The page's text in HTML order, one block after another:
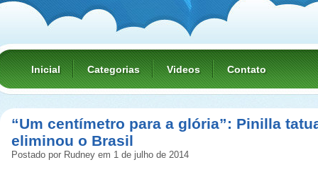
Inicial Categorias Videos Contato
“Um centímetro para a glória”: Pinilla
eliminou o Brasil
Postado por Rudney em 1 de julho de 2014